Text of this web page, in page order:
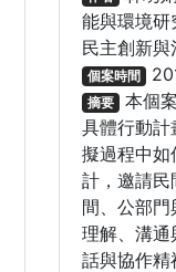
能與環境研
民主創新
個案時間
摘要 本個
具體行動計
擬過程中如
計，邀請民
間、公部
理解、溝通
話與協作精